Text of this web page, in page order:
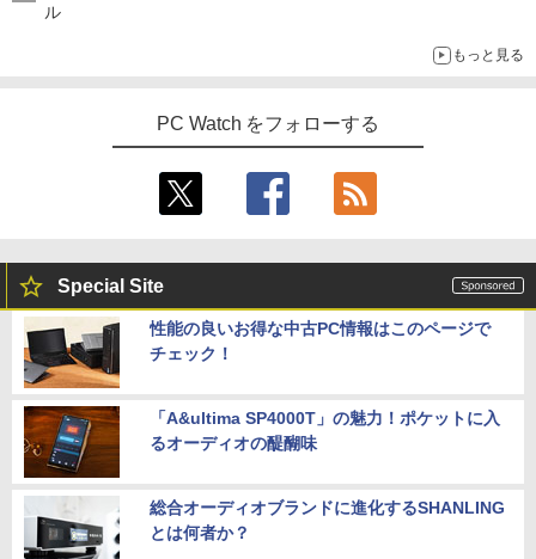
ル
もっと見る
PC Watch をフォローする
Special Site
性能の良いお得な中古PC情報はこのページで
チェック！
「A&ultima SP4000T」の魅力！ポケットに入
るオーディオの醍醐味
総合オーディオブランドに進化するSHANLING
とは何者か？